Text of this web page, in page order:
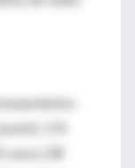
176
(38